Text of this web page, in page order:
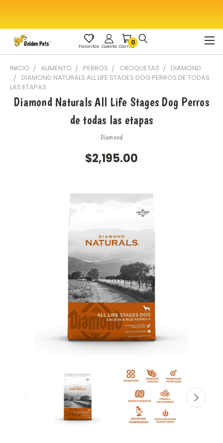
Favoritos 0
Carrito
Cuenta
INICIO ALIMENTO PERROS CROQUETAS
DIAMOND
DIAMOND NATURALS ALL LIFE STAGES DOG PERROS DE TODAS
LAS ETAPAS
Diamond Naturals All Life Stages Dog Perros
de todas las etapas
Diamond
$2,195.00